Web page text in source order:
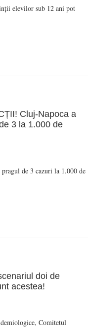
elevilor sub 12 ani pot
Cluj-Napoca a
3 la 1.000 de
de 3 cazuri la 1.000 de
doi de
acestea!
Comitetul